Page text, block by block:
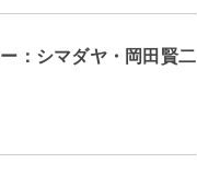
：シマダヤ・岡田賢二